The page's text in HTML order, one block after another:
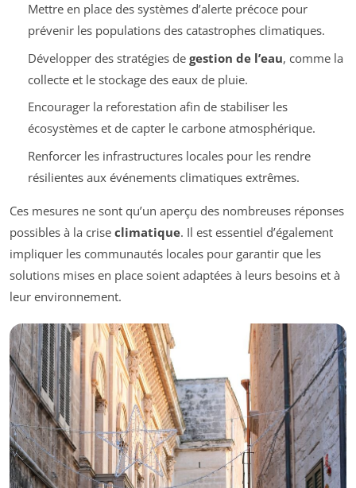
Mettre en place des systèmes d’alerte précoce pour
prévenir les populations des catastrophes climatiques.
Développer des stratégies de gestion de l’eau, comme la
collecte et le stockage des eaux de pluie.
Encourager la reforestation afin de stabiliser les
écosystèmes et de capter le carbone atmosphérique.
Renforcer les infrastructures locales pour les rendre
résilientes aux événements climatiques extrêmes.
Ces mesures ne sont qu’un aperçu des nombreuses réponses
possibles à la crise climatique. Il est essentiel d’également
impliquer les communautés locales pour garantir que les
solutions mises en place soient adaptées à leurs besoins et à
leur environnement.